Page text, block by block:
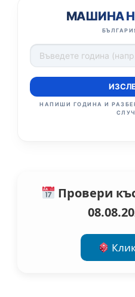
МАШИНА
НАПИШИ ГОДИНА И
Провери